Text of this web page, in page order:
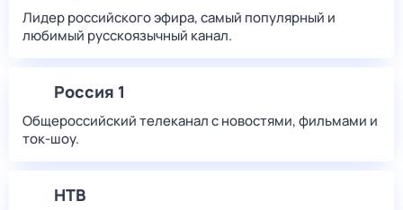
Лидер российского эфира, самый популярный и
любимый русскоязычный канал.
Россия 1
Общероссийский телеканал с новостями, фильмами и
ток-шоу.
НТВ